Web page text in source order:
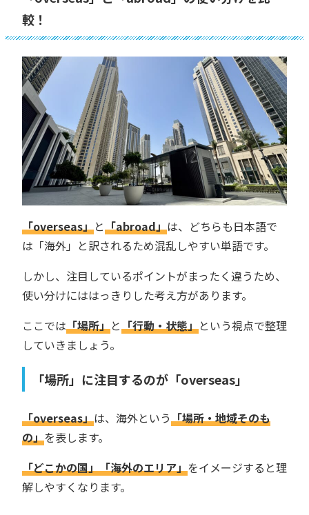
較！
「overseas」と「abroad」は、どちらも日本語で
は「海外」と訳されるため混乱しやすい単語です。
しかし、注目しているポイントがまったく違うため、
使い分けにははっきりした考え方があります。
ここでは「場所」と「行動・状態」という視点で整理
していきましょう。
「場所」に注目するのが「overseas」
「overseas」は、海外という「場所・地域そのも
の」を表します。
「どこかの国」「海外のエリア」をイメージすると理
解しやすくなります。